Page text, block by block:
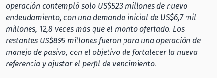
operación contempló solo US$523 millones de nuevo
endeudamiento, con una demanda inicial de US$6,7 mil
millones, 12,8 veces más que el monto ofertado. Los
restantes US$895 millones fueron para una operación de
manejo de pasivo, con el objetivo de fortalecer la nueva
referencia y ajustar el perfil de vencimiento.